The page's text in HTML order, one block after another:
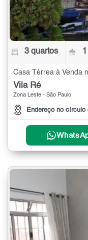
3 quartos
Casa Térrea à Venda
Vila Ré
Zona Leste - São Paulo
Endereço no círculo